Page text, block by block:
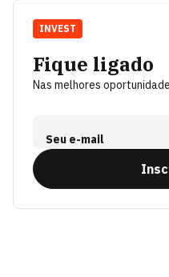
Fique ligado
Nas melhores
Seu e-mail
INVEST